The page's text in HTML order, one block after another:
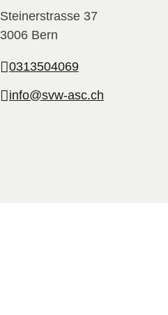
Steinerstrasse 37
3006 Bern
0313504069
info@svw-asc.ch